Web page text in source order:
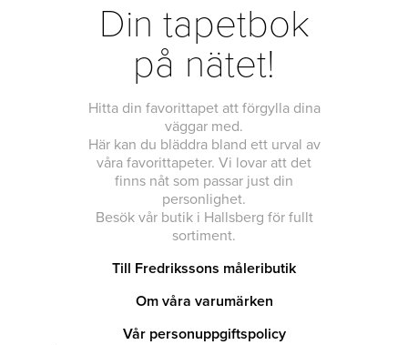
Din tapetbok
på nätet!
Hitta din favorittapet att förgylla dina
väggar med.
Här kan du bläddra bland ett urval av
våra favorittapeter. Vi lovar att det
finns nåt som passar just din
personlighet.
Besök vår butik i Hallsberg för fullt
sortiment.
Till Fredrikssons måleributik
Om våra varumärken
Vår personuppgiftspolicy